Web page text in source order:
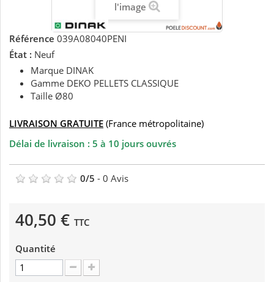
l'image
Référence 039A08040PENI
État : Neuf
Marque DINAK
Gamme DEKO PELLETS CLASSIQUE
Taille Ø80
LIVRAISON GRATUITE (France métropolitaine)
Délai de livraison : 5 à 10 jours ouvrés
0/5 - 0 Avis
40,50 € TTC
Quantité